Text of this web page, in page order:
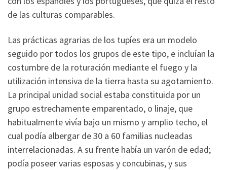
de las culturas comparables.
Las prácticas agrarias de los tupíes era un modelo
seguido por todos los grupos de este tipo, e incluían la
costumbre de la roturación mediante el fuego y la
utilización intensiva de la tierra hasta su agotamiento.
La principal unidad social estaba constituida por un
grupo estrechamente emparentado, o linaje, que
habitualmente vivía bajo un mismo y amplio techo, el
cual podía albergar de 30 a 60 familias nucleadas
interrelacionadas. A su frente había un varón de edad;
podía poseer varias esposas y concubinas, y sus